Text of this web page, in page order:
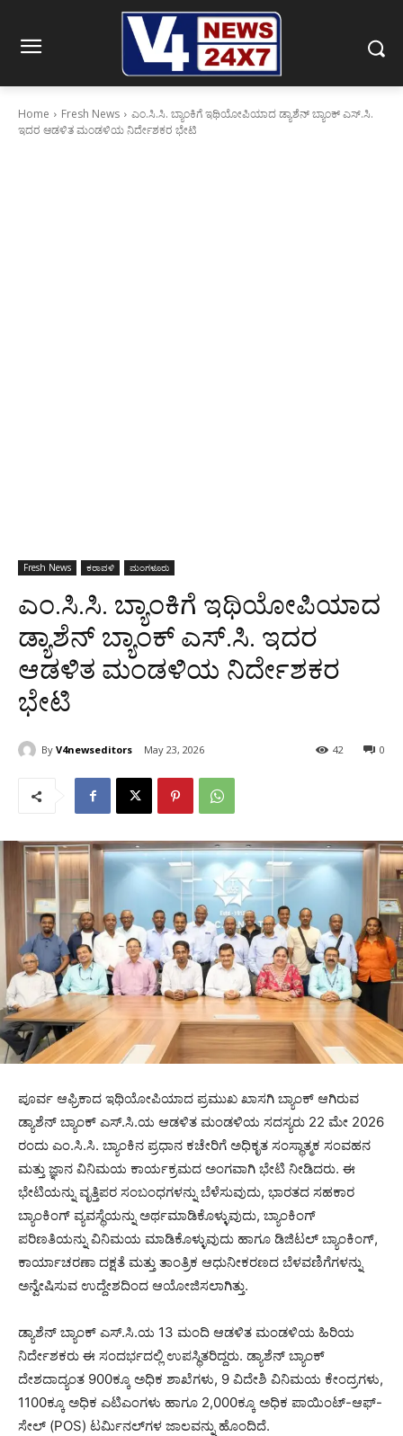
Home Fresh News
ಎಂ.ಸಿ.ಸಿ. ಬ್ಯಾಂಕಿಗೆ ಇಥಿಯೋಪಿಯಾದ ಡ್ಯಾಶೆನ್ ಬ್ಯಾಂಕ್ ಎಸ್.ಸಿ.
ಇದರ ಆಡಳಿತ ಮಂಡಳಿಯ ನಿರ್ದೇಶಕರ ಭೇಟಿ
Fresh News ಕರಾವಳಿ ಮಂಗಳೂರು
ಎಂ.ಸಿ.ಸಿ. ಬ್ಯಾಂಕಿಗೆ ಇಥಿಯೋಪಿಯಾದ
ಡ್ಯಾಶೆನ್ ಬ್ಯಾಂಕ್ ಎಸ್.ಸಿ. ಇದರ
ಆಡಳಿತ ಮಂಡಳಿಯ ನಿರ್ದೇಶಕರ
ಭೇಟಿ
By V4newseditors May 23, 2026 0
42
ಪೂರ್ವ ಆಫ್ರಿಕಾದ ಇಥಿಯೋಪಿಯಾದ ಪ್ರಮುಖ ಖಾಸಗಿ ಬ್ಯಾಂಕ್ ಆಗಿರುವ
ಡ್ಯಾಶೆನ್ ಬ್ಯಾಂಕ್ ಎಸ್.ಸಿ.ಯ ಆಡಳಿತ ಮಂಡಳಿಯ ಸದಸ್ಯರು 22 ಮೇ 2026
ರಂದು ಎಂ.ಸಿ.ಸಿ. ಬ್ಯಾಂಕಿನ ಪ್ರಧಾನ ಕಚೇರಿಗೆ ಅಧಿಕೃತ ಸಂಸ್ಥಾತ್ಮಕ ಸಂವಹನ
ಮತ್ತು ಜ್ಞಾನ ವಿನಿಮಯ ಕಾರ್ಯಕ್ರಮದ ಅಂಗವಾಗಿ ಭೇಟಿ ನೀಡಿದರು. ಈ
ಭೇಟಿಯನ್ನು ವೃತ್ತಿಪರ ಸಂಬಂಧಗಳನ್ನು ಬೆಳೆಸುವುದು, ಭಾರತದ ಸಹಕಾರ
ಬ್ಯಾಂಕಿಂಗ್ ವ್ಯವಸ್ಥೆಯನ್ನು ಅರ್ಥಮಾಡಿಕೊಳ್ಳುವುದು, ಬ್ಯಾಂಕಿಂಗ್
ಪರಿಣತಿಯನ್ನು ವಿನಿಮಯ ಮಾಡಿಕೊಳ್ಳುವುದು ಹಾಗೂ ಡಿಜಿಟಲ್ ಬ್ಯಾಂಕಿಂಗ್,
ಕಾರ್ಯಾಚರಣಾ ದಕ್ಷತೆ ಮತ್ತು ತಾಂತ್ರಿಕ ಆಧುನೀಕರಣದ ಬೆಳವಣಿಗೆಗಳನ್ನು
ಅನ್ವೇಷಿಸುವ ಉದ್ದೇಶದಿಂದ ಆಯೋಜಿಸಲಾಗಿತ್ತು.
ಡ್ಯಾಶೆನ್ ಬ್ಯಾಂಕ್ ಎಸ್.ಸಿ.ಯ 13 ಮಂದಿ ಆಡಳಿತ ಮಂಡಳಿಯ ಹಿರಿಯ
ನಿರ್ದೇಶಕರು ಈ ಸಂದರ್ಭದಲ್ಲಿ ಉಪಸ್ಥಿತರಿದ್ದರು. ಡ್ಯಾಶೆನ್ ಬ್ಯಾಂಕ್
ದೇಶದಾದ್ಯಂತ 900ಕ್ಕೂ ಅಧಿಕ ಶಾಖೆಗಳು, 9 ವಿದೇಶಿ ವಿನಿಮಯ ಕೇಂದ್ರಗಳು,
1100ಕ್ಕೂ ಅಧಿಕ ಎಟಿಎಂಗಳು ಹಾಗೂ 2,000ಕ್ಕೂ ಅಧಿಕ ಪಾಯಿಂಟ್-ಆಫ್-
ಸೇಲ್ (POS) ಟರ್ಮಿನಲ್‌ಗಳ ಜಾಲವನ್ನು ಹೊಂದಿದೆ.